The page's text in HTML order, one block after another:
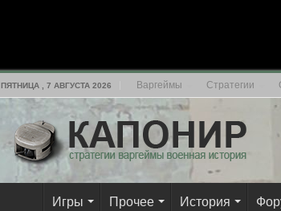
ПЯТНИЦА , 7 АВГУСТА 2026 Варгеймы Стратегии
Игры Прочее История